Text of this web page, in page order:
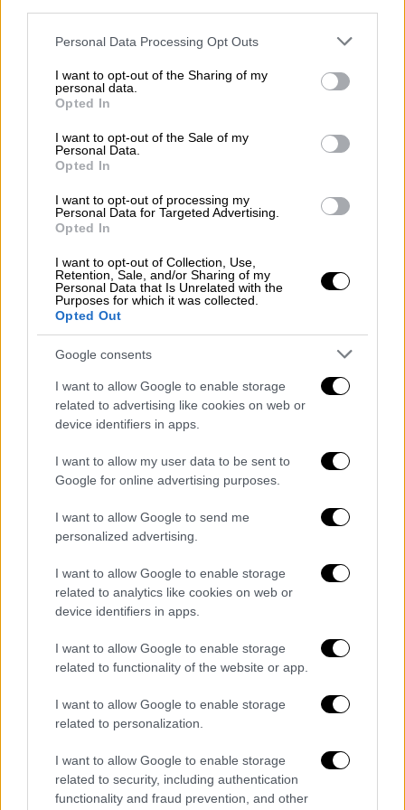
Please note that this website/app uses one or more Google
not limited to your visit or usage behaviour. You may click to
grant or deny consent to Google and its third-party tags to
use your data for below specified purposes in below Google
consent section.
Personal Data Processing Opt Outs
I want to opt-out of the Sharing of my
personal data.
Opted In
I want to opt-out of the Sale of my
Personal Data.
Opted In
I want to opt-out of processing my
Personal Data for Targeted Advertising.
Opted In
I want to opt-out of Collection, Use,
Retention, Sale, and/or Sharing of my
Personal Data that Is Unrelated with the
Purposes for which it was collected.
Opted Out
Google consents
I want to allow Google to enable storage
related to advertising like cookies on web or
device identifiers in apps.
I want to allow my user data to be sent to
Google for online advertising purposes.
I want to allow Google to send me
personalized advertising.
I want to allow Google to enable storage
related to analytics like cookies on web or
device identifiers in apps.
I want to allow Google to enable storage
related to functionality of the website or app.
I want to allow Google to enable storage
related to personalization.
I want to allow Google to enable storage
related to security, including authentication
functionality and fraud prevention, and other
προπονητής της Γιούβε, Μασιμιλιάνο
Αλέγκρι για διαμαρτυρία.
Με τον καλύτερο δυνατό τρόπο μπήκε στον
τελικό η Ιντερ. Στο 7’ ο Μπαρέλα πήρε έξω
από την περιοχή συνέκλινε και αφού η άμυνα
της Γιούβε του έδωσε τον χώρο, της έδειξε
τι μπορεί να κάνει με τρομερό σουτ στη
λεπτά για να συνέλθουν, όμως μετά το 20’
ξεκίνησαν να βομβαρδίζουν τον
Χαντάνοβιτς, ο οποίος είχε πολλή δουλειά.
Στο 23’ ο Ντιμπάλα ελίχθηκε ωραία αλλά το
αριστερό του πήγε στον Σλοβένο keeper, ο
οποίος ένα λεπτό μετά έκανε αδιανόητη
επέμβαση με το ένα χέρι στο δυνατό
διαγώνιο σουτ του Βλάχοβιτς μέσα από την
περιοχή. Οι φάσεις συνέχισαν να έρχονται
για την ομάδα του Αλέγκρι και στο 30’ ήταν
δύο. Ο Χαντάνοβιτς έβγαλε το σουτ του
Μπερναρντέσκι όπως και την κεφαλιά του
Ντε Λιχτ και έπειτα από κόρνερ ο Ντιμπάλα
από το πέναλτι εκτέλεσε δυνατά αλλά η
μπάλα πέρασε μόλις έξω για να παραμείνει
το 1-0 υπέρ της Ιντερ για το πρώτο μέρος.
καλύτερα για την Γιουβέντους. Στο 50’ το
σουτ του Αλεξ Σάντρο πέρασε από τον
Μοράτα, ο οποίος προσπάθησε να κάνει
τακουνάκι, και πήγε στα δίχτυα του
σε κόντρα που ξεκίνησε ο Ισπανός φορ, ο
Ντιμπάλα έβγαλε μόνο τον Βλάχοβιτς και